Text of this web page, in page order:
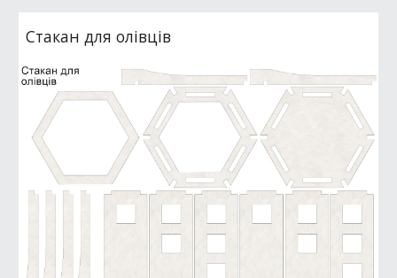
Стакан для олівців